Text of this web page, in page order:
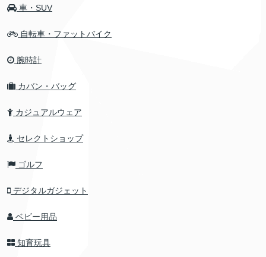
車・SUV
自転車・ファットバイク
腕時計
カバン・バッグ
カジュアルウェア
セレクトショップ
ゴルフ
デジタルガジェット
ベビー用品
知育玩具